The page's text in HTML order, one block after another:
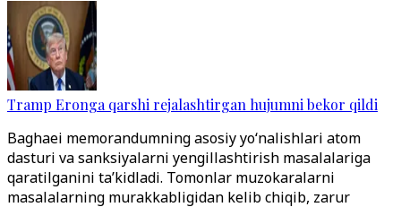
Tramp Eronga qarshi rejalashtirgan hujumni bekor qildi
Baghaei memorandumning asosiy yo‘nalishlari atom
dasturi va sanksiyalarni yengillashtirish masalalariga
qaratilganini ta’kidladi. Tomonlar muzokaralarni
masalalarning murakkabligidan kelib chiqib, zarur